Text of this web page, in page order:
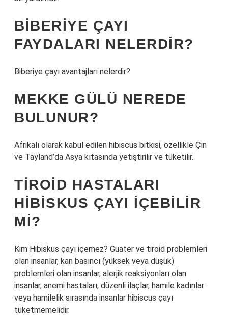
BIBERIYE ÇAYI
FAYDALARI NELERDIR?
Biberiye çayı avantajları nelerdir?
MEKKE GÜLÜ NEREDE
BULUNUR?
Afrikalı olarak kabul edilen hibiscus bitkisi, özellikle Çin
ve Tayland’da Asya kıtasında yetiştirilir ve tüketilir.
TIROID HASTALARI
HIBISKUS ÇAYI IÇEBILIR
MI?
Kim Hibiskus çayı içemez? Guater ve tiroid problemleri
olan insanlar, kan basıncı (yüksek veya düşük)
problemleri olan insanlar, alerjik reaksiyonları olan
insanlar, anemi hastaları, düzenli ilaçlar, hamile kadınlar
veya hamilelik sırasında insanlar hibiscus çayı
tüketmemelidir.